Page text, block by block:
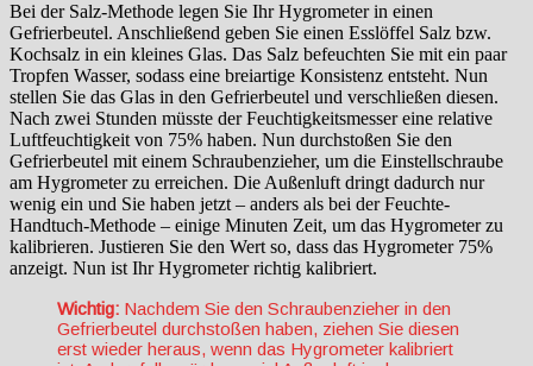
Bei der Salz-Methode legen Sie Ihr Hygrometer in einen
Gefrierbeutel. Anschließend geben Sie einen Esslöffel Salz bzw.
Kochsalz in ein kleines Glas. Das Salz befeuchten Sie mit ein paar
Tropfen Wasser, sodass eine breiartige Konsistenz entsteht. Nun
stellen Sie das Glas in den Gefrierbeutel und verschließen diesen.
Nach zwei Stunden müsste der Feuchtigkeitsmesser eine relative
Luftfeuchtigkeit von 75% haben. Nun durchstoßen Sie den
Gefrierbeutel mit einem Schraubenzieher, um die Einstellschraube
am Hygrometer zu erreichen. Die Außenluft dringt dadurch nur
wenig ein und Sie haben jetzt – anders als bei der Feuchte-
Handtuch-Methode – einige Minuten Zeit, um das Hygrometer zu
kalibrieren. Justieren Sie den Wert so, dass das Hygrometer 75%
anzeigt. Nun ist Ihr Hygrometer richtig kalibriert.
Wichtig: Nachdem Sie den Schraubenzieher in den
Gefrierbeutel durchstoßen haben, ziehen Sie diesen
erst wieder heraus, wenn das Hygrometer kalibriert